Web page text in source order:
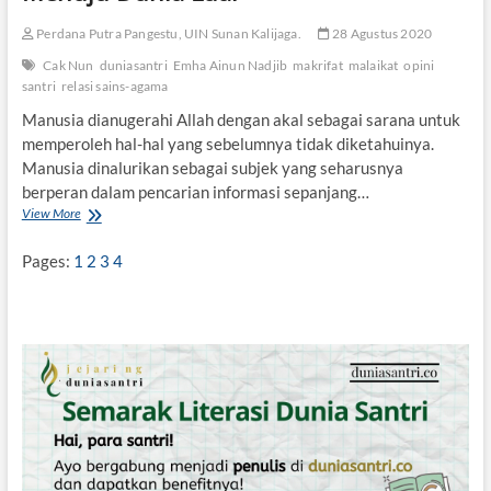
a
Perdana Putra Pangestu, UIN Sunan Kalijaga.
28 Agustus 2020
Cak Nun duniasantri Emha Ainun Nadjib makrifat malaikat opini
santri relasi sains-agama
Manusia dianugerahi Allah dengan akal sebagai sarana untuk
memperoleh hal-hal yang sebelumnya tidak diketahuinya.
Manusia dinalurikan sebagai subjek yang seharusnya
berperan dalam pencarian informasi sepanjang…
View MoreS
n
A
g
a
m
a
s
Pages: 1 2 3 4